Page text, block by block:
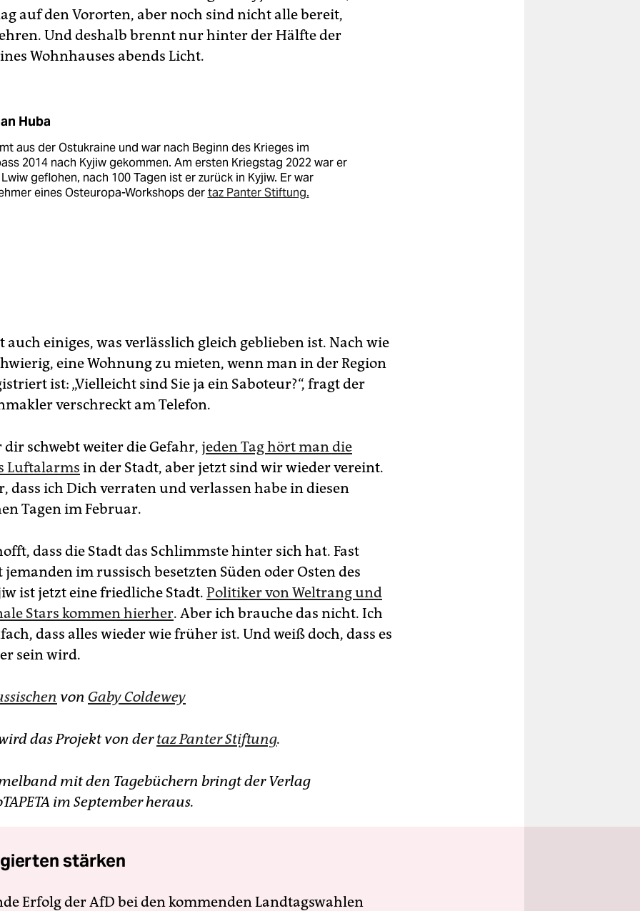
auf den Vororten, aber noch sind nicht alle bereit,
Und deshalb brennt nur hinter der Hälfte der
Wohnhauses abends Licht.
Huba
aus der Ostukraine und war nach Beginn des Krieges im
2014 nach Kyjiw gekommen. Am ersten Kriegstag 2022 war er
geflohen, nach 100 Tagen ist er zurück in Kyjiw. Er war
eines Osteuropa-Workshops dertaz Panter Stiftung.
auch einiges, was verlässlich gleich geblieben ist. Nach wie
eine Wohnung zu mieten, wenn man in der Region
ist: „Vielleicht sind Sie ja ein Saboteur?“, fragt der
verschreckt am Telefon.
dir schwebt weiter die Gefahr, jeden Tag hört man die
Luftalarms in der Stadt, aber jetzt sind wir wieder vereint.
dass ich Dich verraten und verlassen habe in diesen
Tagen im Februar.
dass die Stadt das Schlimmste hinter sich hat. Fast
im russisch besetzten Süden oder Osten des
ist jetzt eine friedliche Stadt. Politiker von Weltrang und
Stars kommen hierher. Aber ich brauche das nicht. Ich
dass alles wieder wie früher ist. Und weiß doch, dass es
sein wird.
von Gaby Coldewey
das Projekt von dertaz Panter Stiftung.
mit den Tagebüchern bringt der Verlag
im September heraus.
stärken
Erfolg der AfD bei den kommenden Landtagswahlen